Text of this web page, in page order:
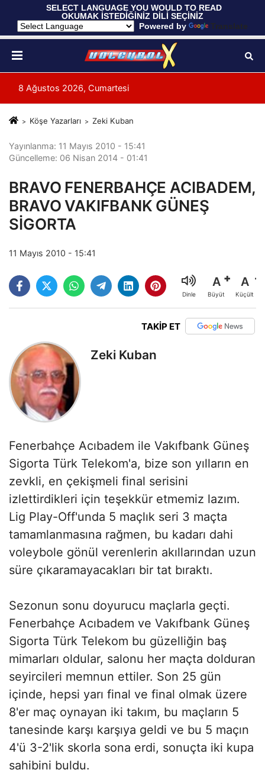
SELECT LANGUAGE YOU WOULD TO READ
OKUMAK İSTEDİĞİNİZ DİLİ SEÇİNİZ
Powered by
Translate
8 Ağustos 2026, Cumartesi
Köşe Yazarları Zeki Kuban
Yayınlanma: 11 Mayıs 2010 - 15:41
Güncelleme: 06 Nisan 2014 - 01:41
BRAVO FENERBAHÇE ACIBADEM,
BRAVO VAKIFBANK GÜNEŞ
SİGORTA
11 Mayıs 2010 - 15:41
Dinle
A
Büyüt
A
Küçült
TAKİP ET
Zeki Kuban
Fenerbahçe Acıbadem ile Vakıfbank Güneş
Sigorta Türk Telekom'a, bize son yılların en
zevkli, en çekişmeli final serisini
izlettirdikleri için teşekkür etmemiz lazım.
Lig Play-Off'unda 5 maçlık seri 3 maçta
tamamlanmasına rağmen, bu kadarı dahi
voleybole gönül verenlerin akıllarından uzun
süre çıkaramayacakları bir tat bıraktı.
Sezonun sonu doyurucu maçlarla geçti.
Fenerbahçe Acıbadem ve Vakıfbank Güneş
Sigorta Türk Telekom bu güzelliğin baş
mimarları oldular, salonu her maçta dolduran
seyircileri memnun ettiler. Son 25 gün
içinde, hepsi yarı final ve final olmak üzere
8'er maç oynayan iki takım, bu maçların 5
tanesinde karşı karşıya geldi ve bu 5 maçın
4'ü 3-2'lik skorla sona erdi, sonuçta iki kupa
sahibini buldu.